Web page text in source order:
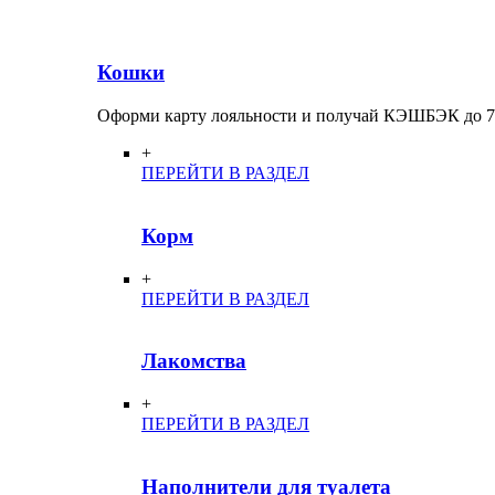
Кошки
Оформи карту лояльности и получай КЭШБЭК до
+
ПЕРЕЙТИ В РАЗДЕЛ
Корм
+
ПЕРЕЙТИ В РАЗДЕЛ
Лакомства
+
ПЕРЕЙТИ В РАЗДЕЛ
Наполнители для туалета